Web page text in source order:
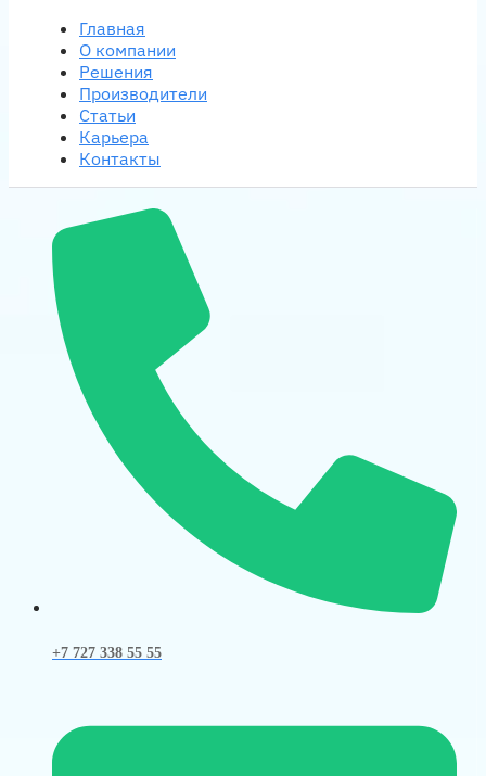
Главная
О компании
Решения
Производители
Статьи
Карьера
Контакты
+7 727 338 55 55